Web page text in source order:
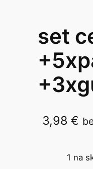
set
3,98€
1 na